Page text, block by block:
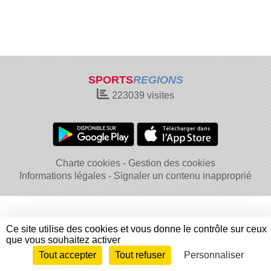
SPORTSREGIONS
223039 visites
Charte cookies
Gestion des cookies
Informations légales
Signaler un contenu inapproprié
Envie de participer ? Connexion
Ce site utilise des cookies et vous donne le contrôle sur ceux
que vous souhaitez activer
Tout accepter
Tout refuser Personnaliser